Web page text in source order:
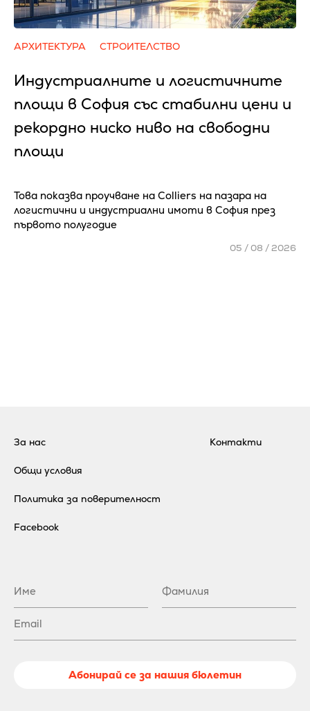
АРХИТЕКТУРА СТРОИТЕЛСТВО
Индустриалните и логистичните
площи в София със стабилни цени и
рекордно ниско ниво на свободни
площи
Това показва проучване на Colliers на пазара на
логистични и индустриални имоти в София през
първото полугодие
05 / 08 / 2026
За нас
Общи условия
Политика за поверителност
Контакти
Facebook
Абонирай се за нашия бюлетин